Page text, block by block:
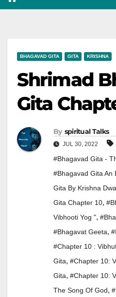
BHAGAVAD GITA GITA KRISHNA
Shrimad
Gita
By Spiritual Talks
JUL 30, 2022
#Bhagavad Gita -
#Bhagavad Gita An
Gita By Krishna
Gita Chapter 10,
Vibhooti Yog ",
#bhagavat Geeta,
#Chapter 10 :
Gita, #Chapter 10:
Gita, #Chapter 10:
The Song Of God,